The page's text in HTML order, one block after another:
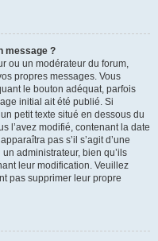
message ?
ou un modérateur du forum,
propres messages. Vous
le bouton adéquat, parfois
initial ait été publié. Si
petit texte situé en dessous du
l’avez modifié, contenant la date
pas s’il s’agit d’une
administrateur, bien qu’ils
leur modification. Veuillez
pas supprimer leur propre